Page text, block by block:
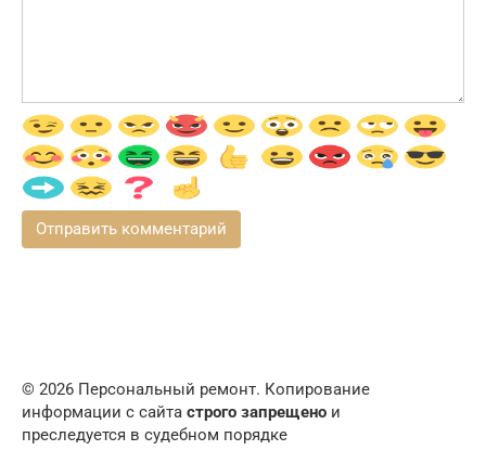
© 2026 Персональный ремонт. Копирование
информации с сайта строго запрещено и
преследуется в судебном порядке